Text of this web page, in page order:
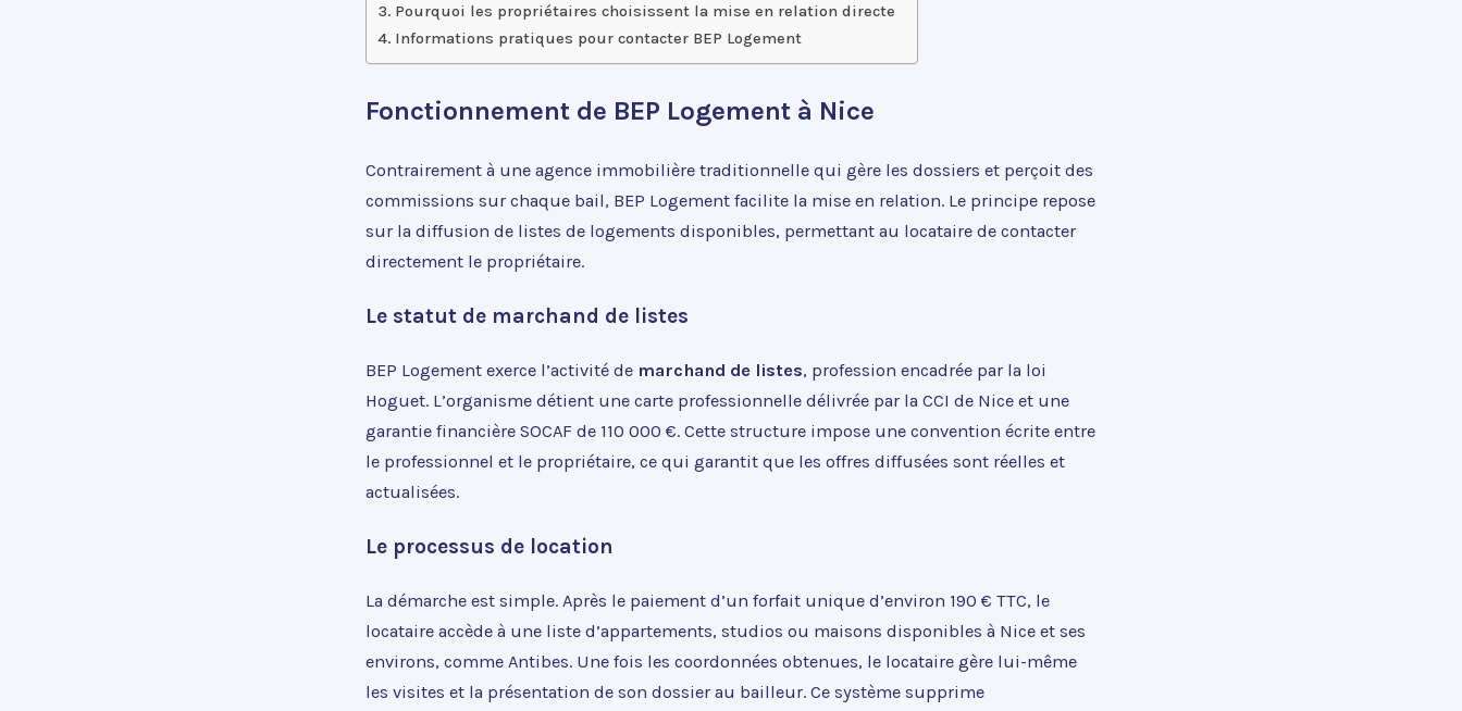
Pourquoi les propriétaires choisissent la mise en relation directe
Informations pratiques pour contacter BEP Logement
Fonctionnement de BEP Logement à Nice
Contrairement à une agence immobilière traditionnelle qui gère les dossiers et perçoit des
commissions sur chaque bail, BEP Logement facilite la mise en relation. Le principe repose
sur la diffusion de listes de logements disponibles, permettant au locataire de contacter
directement le propriétaire.
Le statut de marchand de listes
BEP Logement exerce l’activité de marchand de listes, profession encadrée par la loi
Hoguet. L’organisme détient une carte professionnelle délivrée par la CCI de Nice et une
garantie financière SOCAF de 110 000 €. Cette structure impose une convention écrite entre
le professionnel et le propriétaire, ce qui garantit que les offres diffusées sont réelles et
actualisées.
Le processus de location
La démarche est simple. Après le paiement d’un forfait unique d’environ 190 € TTC, le
locataire accède à une liste d’appartements, studios ou maisons disponibles à Nice et ses
environs, comme Antibes. Une fois les coordonnées obtenues, le locataire gère lui-même
les visites et la présentation de son dossier au bailleur. Ce système supprime